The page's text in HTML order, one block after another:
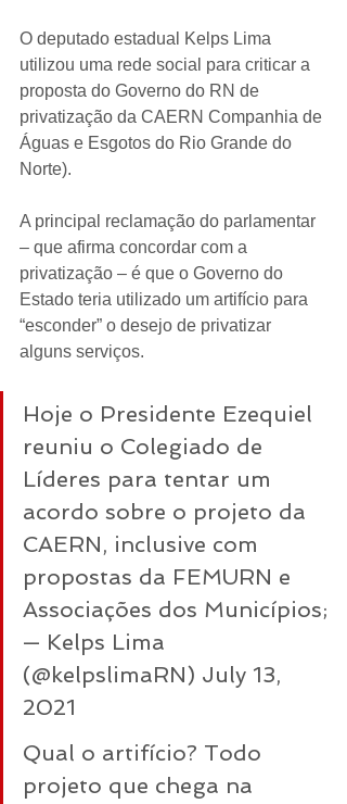
O deputado estadual Kelps Lima
utilizou uma rede social para criticar a
proposta do Governo do RN de
privatização da CAERN Companhia de
Águas e Esgotos do Rio Grande do
Norte).
A principal reclamação do parlamentar
– que afirma concordar com a
privatização – é que o Governo do
Estado teria utilizado um artifício para
“esconder” o desejo de privatizar
alguns serviços.
Hoje o Presidente Ezequiel
reuniu o Colegiado de
Líderes para tentar um
acordo sobre o projeto da
CAERN, inclusive com
propostas da FEMURN e
Associações dos Municípios;
— Kelps Lima
(@kelpslimaRN) July 13,
2021
Qual o artifício? Todo
projeto que chega na